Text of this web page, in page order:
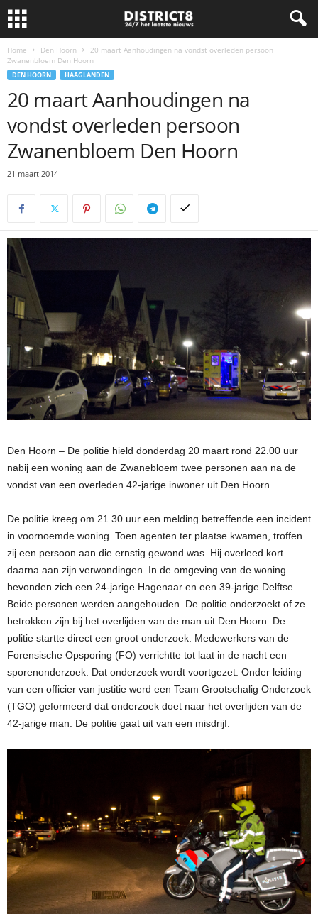
Home Den Hoorn
20 maart Aanhoudingen na vondst overleden persoon
Zwanenbloem Den Hoorn
DEN HOORN HAAGLANDEN
20 maart Aanhoudingen na
vondst overleden persoon
Zwanenbloem Den Hoorn
21 maart 2014
Den Hoorn – De politie hield donderdag 20 maart rond 22.00 uur
nabij een woning aan de Zwanebloem twee personen aan na de
vondst van een overleden 42-jarige inwoner uit Den Hoorn.
De politie kreeg om 21.30 uur een melding betreffende een incident
in voornoemde woning. Toen agenten ter plaatse kwamen, troffen
zij een persoon aan die ernstig gewond was. Hij overleed kort
daarna aan zijn verwondingen. In de omgeving van de woning
bevonden zich een 24-jarige Hagenaar en een 39-jarige Delftse.
Beide personen werden aangehouden. De politie onderzoekt of ze
betrokken zijn bij het overlijden van de man uit Den Hoorn. De
politie startte direct een groot onderzoek. Medewerkers van de
Forensische Opsporing (FO) verrichtte tot laat in de nacht een
sporenonderzoek. Dat onderzoek wordt voortgezet. Onder leiding
van een officier van justitie werd een Team Grootschalig Onderzoek
(TGO) geformeerd dat onderzoek doet naar het overlijden van de
42-jarige man. De politie gaat uit van een misdrijf.